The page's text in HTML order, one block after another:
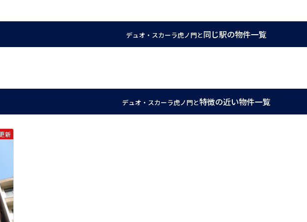
3月築の分譲賃貸マンションです。
に成長してきたユウキホームが自信をもってご紹介できる物件です。
デュオ・スカーラ虎ノ門と同じ駅の物件一覧
デュオ・スカーラ虎ノ門と特徴の近い物件一覧
新